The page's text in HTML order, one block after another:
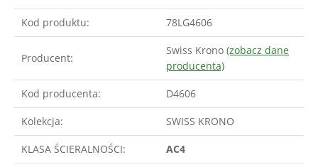
Kod produktu: 78LG4606
Producent:
Swiss Krono (zobacz dane
producenta)
Kod producenta: D4606
Kolekcja: SWISS KRONO
KLASA ŚCIERALNOŚCI: AC4